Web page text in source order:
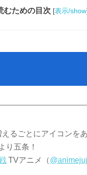
むための目次 [表示/show
るごとにアイコンを
り五条！
TVアニメ（